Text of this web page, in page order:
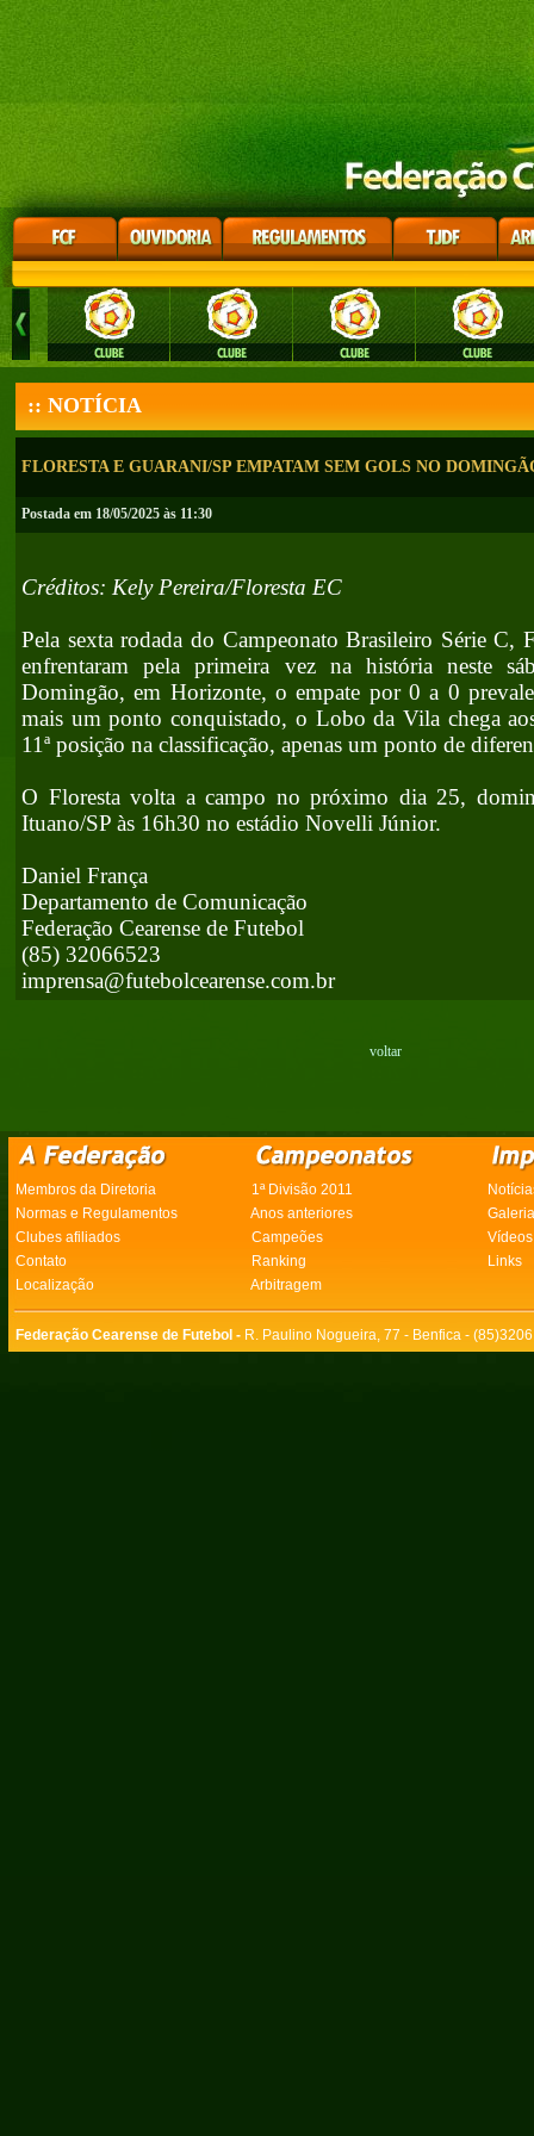
:: NOTÍCIA
FLORESTA E GUARANI/SP EMPATAM SEM GOLS NO
Postada em 18/05/2025 às 11:30
Créditos: Kely Pereira/Floresta EC
Pela sexta rodada do Campeonato Brasileiro Série C,
enfrentaram pela primeira vez na história neste
Domingão, em Horizonte, o empate por 0 a 0
mais um ponto conquistado, o Lobo da Vila chega
11ª posição na classificação, apenas um ponto de
O Floresta volta a campo no próximo dia 25,
Ituano/SP às 16h30 no estádio Novelli Júnior.
Daniel França
Departamento de Comunicação
Federação Cearense de Futebol
(85) 32066523
imprensa@futebolcearense.com.br
voltar
Membros da Diretoria 1ª Divisão 2011
Normas e Regulamentos
Anos anteriores
Clubes afiliados
Campeões
Vídeos
Contato
Ranking
Links
Localização
Arbitragem
Federação Cearense de Futebol - R. Paulino Nogueira, 77 - Benfica -